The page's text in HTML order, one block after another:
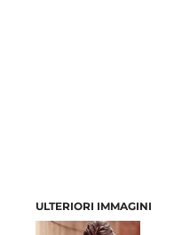
ULTERIORI IMMAGINI